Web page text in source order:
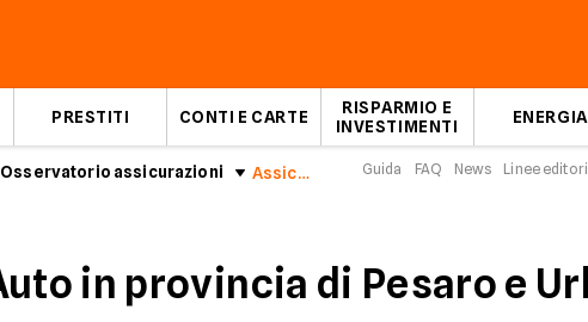
PRESTITI CONTI E CARTE
RISPARMIO E
INVESTIMENTI
ENERGIA
Osservatorio assicurazioni Assicurazioni Auto in provincia di Pesaro e Urbino: Luglio 2026 Guida FAQ News Linee
in provincia di Pesaro e